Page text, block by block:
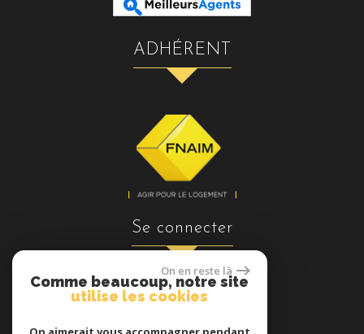
ADHÉRENT
se connecter
On en reste là
Comme beaucoup, notre site
utilise les cookies